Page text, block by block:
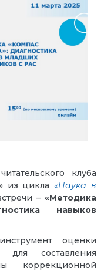
клуба
из цикла«Наука в
– «Методика
навыков
оценки
для составления
коррекционной